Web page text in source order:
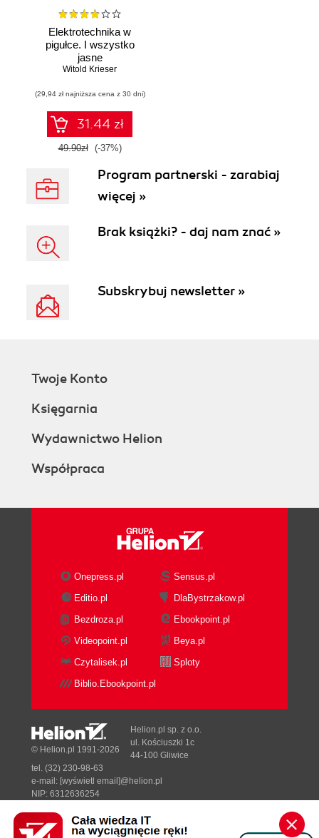
Elektrotechnika w
pigułce. I wszystko
jasne
Witold Krieser
(29,94 zł najniższa cena z 30 dni)
31.44 zł
49.90zł (-37%)
Program partnerski - zarabiaj
więcej »
Brak książki? - daj nam znać »
Subskrybuj newsletter »
Twoje Konto
Księgarnia
Wydawnictwo Helion
Współpraca
Onepress.pl
Sensus.pl
Editio.pl
DlaBystrzakow.pl
Bezdroza.pl
Ebookpoint.pl
Videopoint.pl
Beya.pl
Czytalisek.pl
Sploty
Biblio.Ebookpoint.pl
Designed with ♥ byTonik.pl
© Helion.pl 1991-2026
Helion.pl sp. z o.o.
ul. Kościuszki 1c
44-100 Gliwice
tel. (32) 230-98-63
e-mail: [wyświetl email]@helion.pl
NIP: 6312636254